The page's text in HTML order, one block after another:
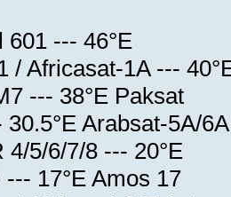
601 --- 46°E
/ Africasat-1A ---
--- 38°E Paksat
Arabsat-5A/6A
4/5/6/7/8 --- 20°E
17°E Amos 17